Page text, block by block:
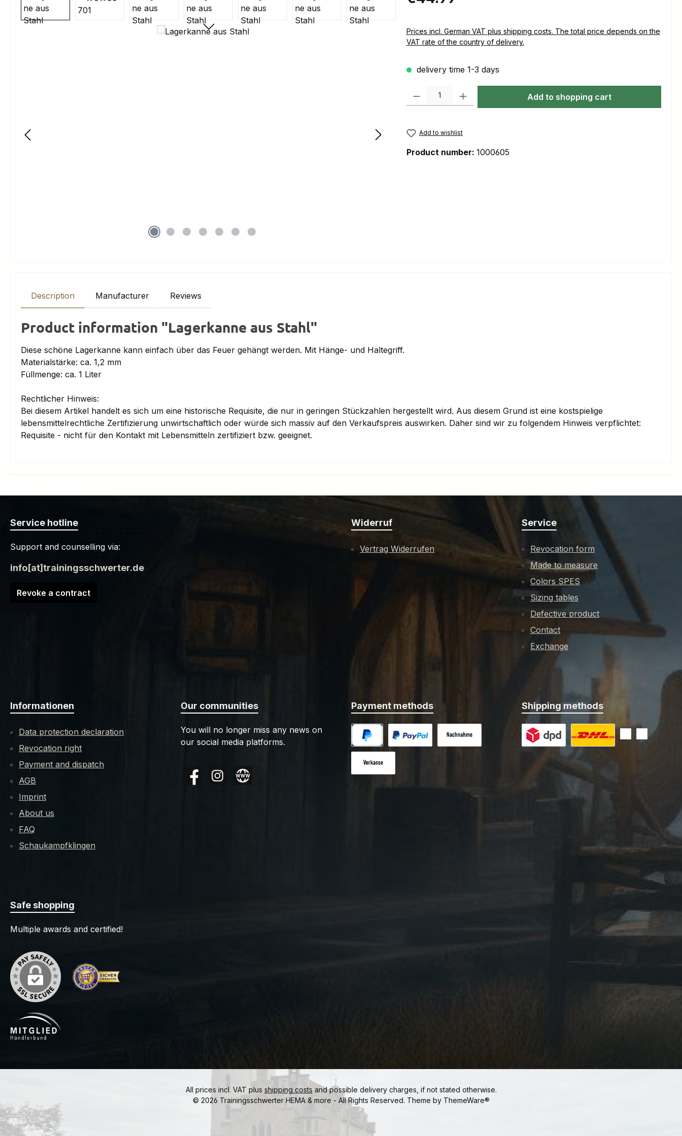
Prices incl. German VAT plus shipping costs. The total price depends on the
VAT rate of the country of delivery.
delivery time 1-3 days
Product Quantity: Enter the desired amount or use the buttons to increase or
Add to shopping cart
Add to wishlist
Product number: 1000605
Description Manufacturer Reviews
Product information "Lagerkanne aus Stahl"
Diese schöne Lagerkanne kann einfach über das Feuer gehängt werden. Mit Hänge- und Haltegriff.
Materialstärke: ca. 1,2 mm
Füllmenge: ca. 1 Liter
Rechtlicher Hinweis:
Bei diesem Artikel handelt es sich um eine historische Requisite, die nur in geringen Stückzahlen hergestellt wird. Aus diesem Grund ist eine kostspielige
lebensmittelrechtliche Zertifizierung unwirtschaftlich oder würde sich massiv auf den Verkaufspreis auswirken. Daher sind wir zu folgendem Hinweis verpflichtet:
Requisite - nicht für den Kontakt mit Lebensmitteln zertifiziert bzw. geeignet.
Service hotline
Support and counselling via:
info[at]trainingsschwerter.de
Revoke a contract
Widerruf
Vertrag Widerrufen
Service
Revocation form
Made to measure
Colors SPES
Sizing tables
Defective product
Contact
Exchange
Informationen
Data protection declaration
Revocation right
Payment and dispatch
AGB
Imprint
About us
FAQ
Schaukampfklingen
Our communities
You will no longer miss any news on
our social media platforms.
FacebookInstagramWebsite
Payment methods
PayPal Custom image 1
Shipping methods
Custom image 1Custom image 2
Safe shopping
Multiple awards and certified!
All prices incl. VAT plus shipping costsand possible delivery charges, if not stated otherwise.
© 2026 Trainingsschwerter HEMA & more - All Rights Reserved. Theme by ThemeWare®